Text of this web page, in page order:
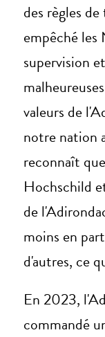
des règles
empêché les
supervision
valeurs de
notre nation
reconnaît
Hochschild
de
moins en
d'autres, ce
En 2023,
commandé